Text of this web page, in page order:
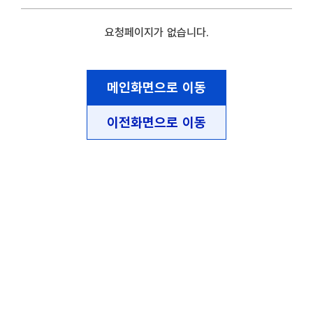
요청페이지가 없습니다.
메인화면으로 이동
이전화면으로 이동